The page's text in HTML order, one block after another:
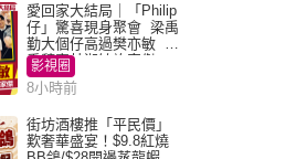
愛回家大結局｜「Philip
仔」驚喜現身聚會 梁禹
勤大個仔高過樊亦敏 超
乖黐實林淑敏許家傑
影視圈
8小時前
街坊酒樓推「平民價」
歎奢華盛宴！$9.8紅燒